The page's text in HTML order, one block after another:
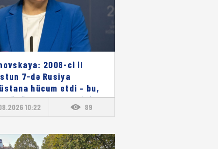
2008-ci il
7-də Rusiya
hücum etdi – bu,
üçün xəbərdarlıq idi
10:22 89